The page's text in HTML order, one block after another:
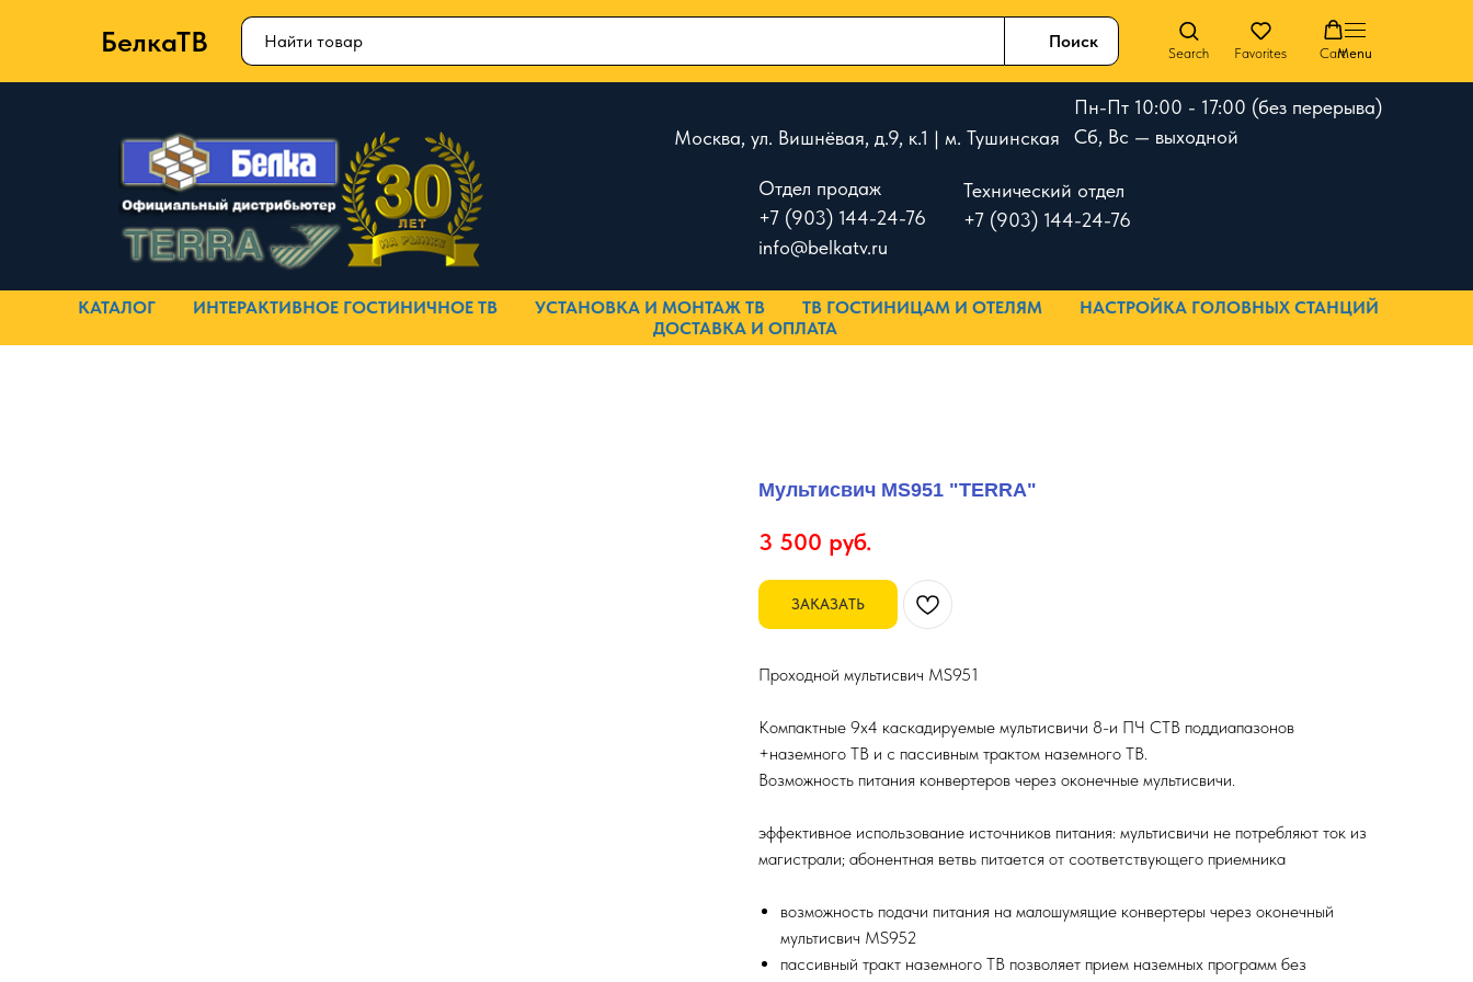
БелкаТВ Поиск
Search Favorites CartMenu
Москва, ул. Вишнёвая, д.9, к.1 | м. Тушинская
Отдел продаж
+7 (903) 144-24-76
info@belkatv.ru
Пн-Пт 10:00 - 17:00 (без перерыва)
Сб, Вс — выходной
Технический отдел
+7 (903) 144-24-76
КАТАЛОГ ИНТЕРАКТИВНОЕ ГОСТИНИЧНОЕ ТВ УСТАНОВКА И МОНТАЖ ТВ ТВ ГОСТИНИЦАМ И ОТЕЛЯМ
НАСТРОЙКА ГОЛОВНЫХ СТАНЦИЙ
ДОСТАВКА И ОПЛАТА
Мультисвич MS951 "TERRA"
3 500 руб.
ЗАКАЗАТЬ
Проходной мультисвич MS951
Компактные 9x4 каскадируемые мультисвичи 8-и ПЧ СТВ поддиапазонов
+наземного ТВ и с пассивным трактом наземного ТВ.
Возможность питания конвертеров через оконечные мультисвичи.
эффективное использование источников питания: мультисвичи не потребляют ток из
магистрали; абонентная ветвь питается от соответствующего приемника
возможность подачи питания на малошумящие конвертеры через оконечный
мультисвич MS952
пассивный тракт наземного ТВ позволяет прием наземных программ без